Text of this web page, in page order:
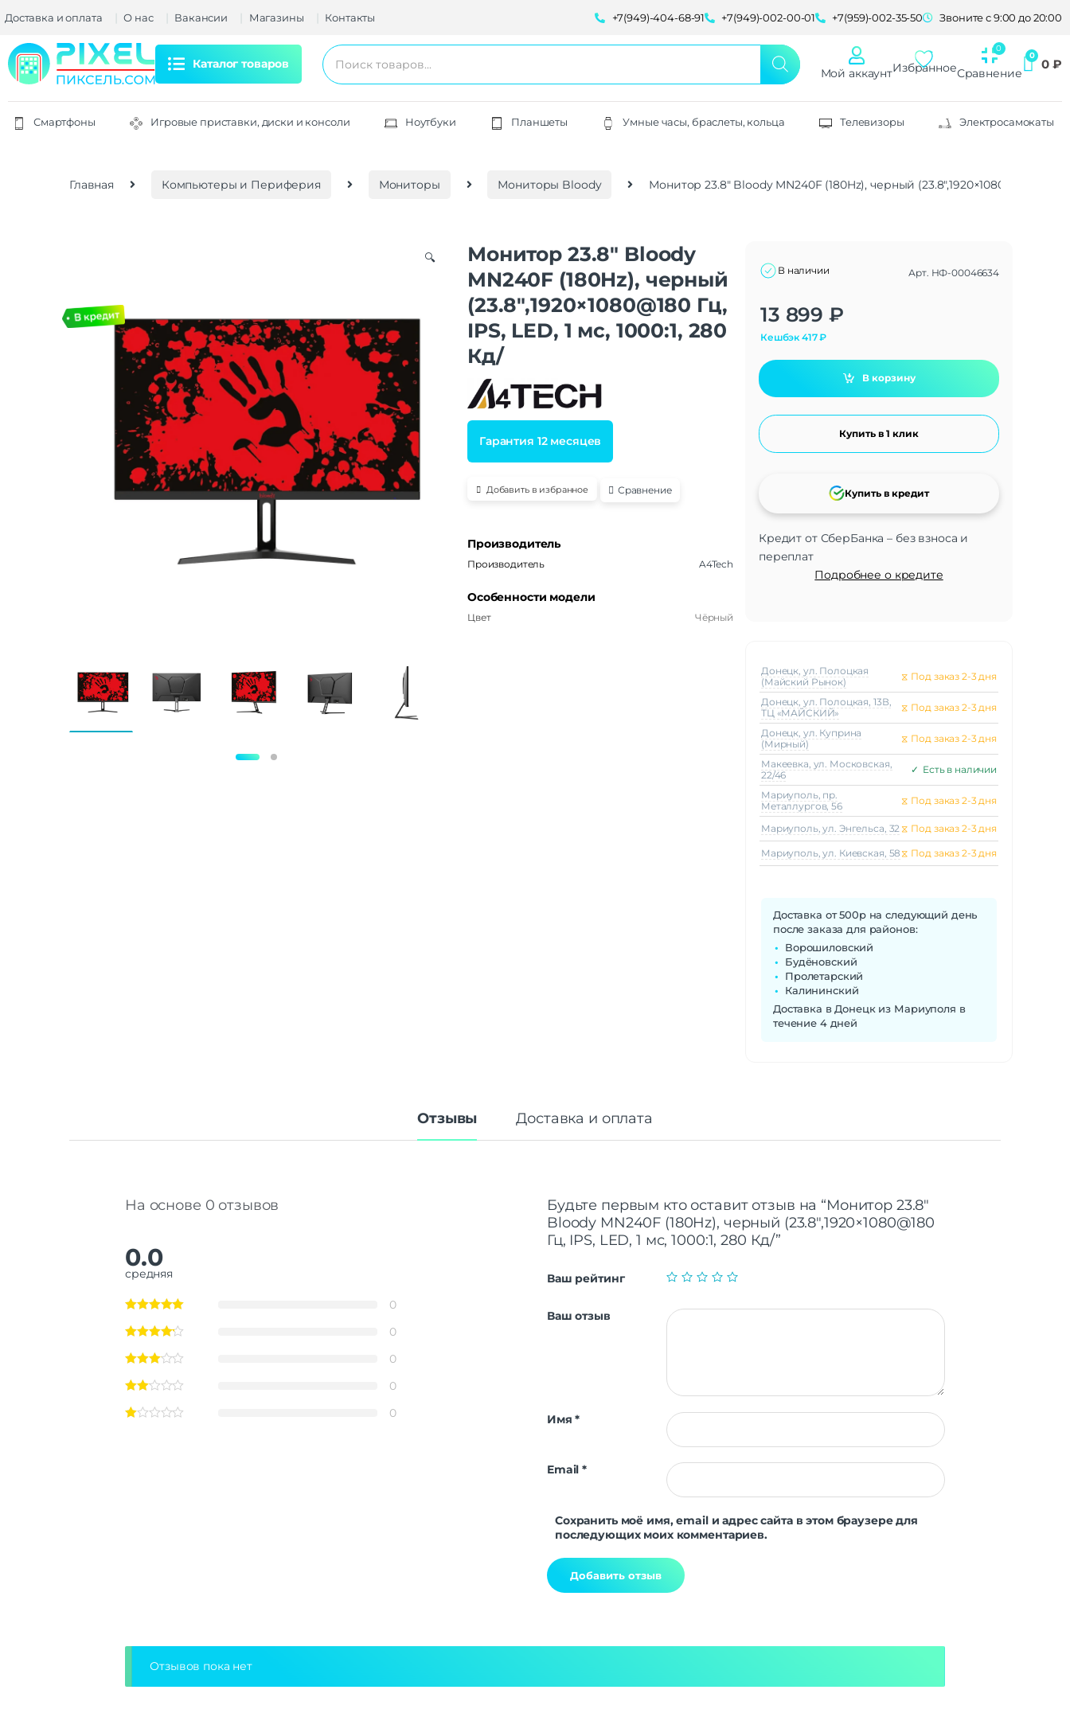
Доставка и оплата О нас Вакансии Магазины Контакты +7(949)-404-68-91 +7(949)-002-00-01 +7(959)-002-35-50 Звоните с 9:00 до 20:00
Каталог товаров
Мой аккаунтИзбранноеСравнение
0 ₽
Смартфоны Игровые приставки, диски и консоли Ноутбуки Планшеты Умные часы, браслеты, кольца Телевизоры Электросамокаты
Главная Компьютеры и Периферия Мониторы Мониторы Bloody Монитор 23.8″ Bloody MN240F (180Hz), черный (23.8″,1920×1080@180 Гц,
🔍
Монитор 23.8″ Bloody
MN240F (180Hz), черный
(23.8″,1920×1080@180 Гц,
IPS, LED, 1 мс, 1000:1, 280
Кд/
Гарантия 12 месяцев
Добавить в избранное Сравнение
Производитель
Производитель A4Tech
Особенности модели
Цвет Чёрный
В наличии Арт. НФ-00046634
13 899 ₽
Кешбэк417₽
В корзину
Купить в 1 клик
Кредит от СберБанка – без взноса и
переплат
Подробнее о кредите
Купить в кредит
Alternative:
Донецк, ул. Полоцкая
(Майский Рынок)
⧖ Под заказ 2-3 дня
Донецк, ул. Полоцкая, 13В,
ТЦ «МАЙСКИЙ»
⧖ Под заказ 2-3 дня
Донецк, ул. Куприна
(Мирный)
⧖ Под заказ 2-3 дня
Макеeвка, ул. Московская,
22/46
✓ Есть в наличии
Мариуполь, пр.
Металлургов, 56
⧖ Под заказ 2-3 дня
Мариуполь, ул. Энгельса, 32 ⧖ Под заказ 2-3 дня
Мариуполь, ул. Киевская, 58 ⧖ Под заказ 2-3 дня
Доставка от 500р на следующий день
после заказа для районов:
Ворошиловский
Будёновский
Пролетарский
Калининский
Доставка в Донецк из Мариуполя в
течение 4 дней
Отзывы Доставка и оплата
На основе 0 отзывов
0.0
средняя
0
0
0
0
0
Будьте первым кто оставит отзыв на “Монитор 23.8″
Bloody MN240F (180Hz), черный (23.8″,1920×1080@180
Гц, IPS, LED, 1 мс, 1000:1, 280 Кд/”
Ваш рейтинг
Ваш отзыв
Имя*
Email*
Сохранить моё имя, email и адрес сайта в этом браузере для
последующих моих комментариев.
Отзывов пока нет